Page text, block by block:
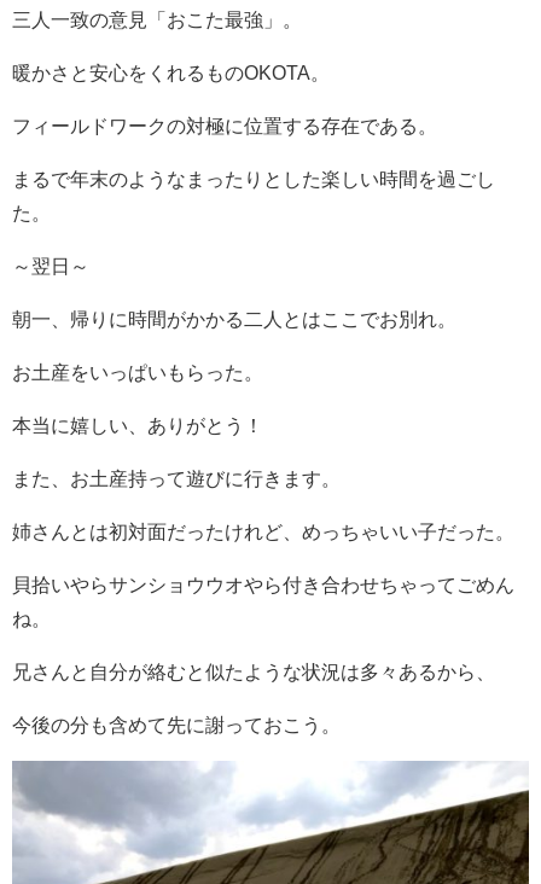
三人一致の意見「おこた最強」。
暖かさと安心をくれるものOKOTA。
フィールドワークの対極に位置する存在である。
まるで年末のようなまったりとした楽しい時間を過ごし
た。
～翌日～
朝一、帰りに時間がかかる二人とはここでお別れ。
お土産をいっぱいもらった。
本当に嬉しい、ありがとう！
また、お土産持って遊びに行きます。
姉さんとは初対面だったけれど、めっちゃいい子だった。
貝拾いやらサンショウウオやら付き合わせちゃってごめん
ね。
兄さんと自分が絡むと似たような状況は多々あるから、
今後の分も含めて先に謝っておこう。